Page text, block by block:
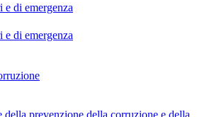
e di emergenza
e di emergenza
della prevenzione della corruzione e della